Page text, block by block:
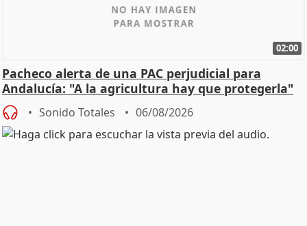
02:00
Pacheco alerta de una PAC perjudicial para
Andalucía: "A la agricultura hay que protegerla"
Sonido Totales 06/08/2026